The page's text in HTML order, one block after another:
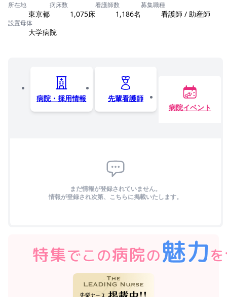
所在地
東京都
病床数
1,075床
看護師数
1,186名
募集職種
看護師 / 助産師
設置母体
大学病院
病院・採用情報
先輩看護師
病院イベント
まだ情報が登録されていません。
情報が登録され次第、こちらに掲載いたします。